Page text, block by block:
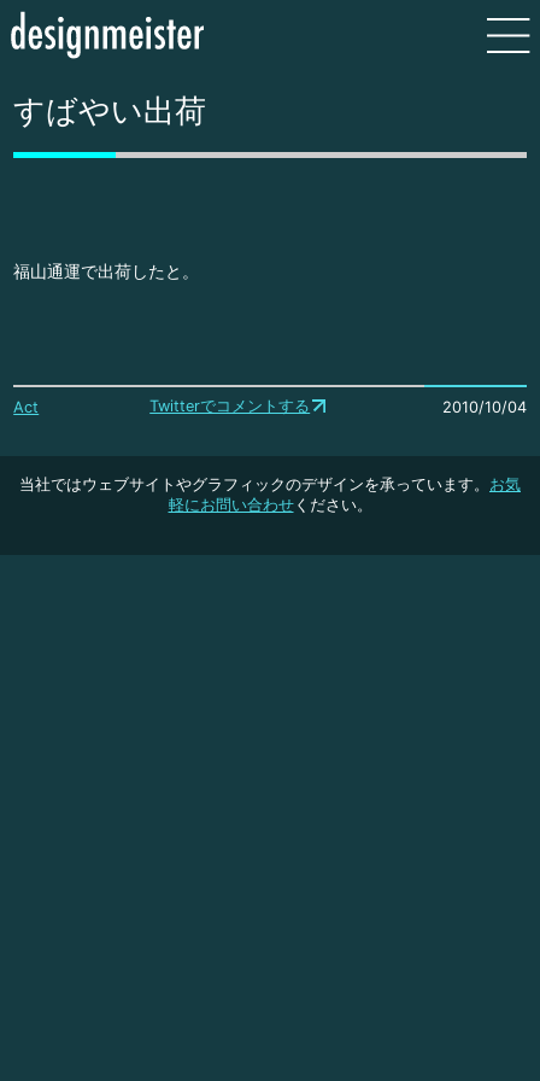
すばやい出荷
福山通運で出荷したと。
Act Twitterでコメントする 2010/10/04
当社ではウェブサイトやグラフィックのデザインを承っています。 お気
軽にお問い合わせください。